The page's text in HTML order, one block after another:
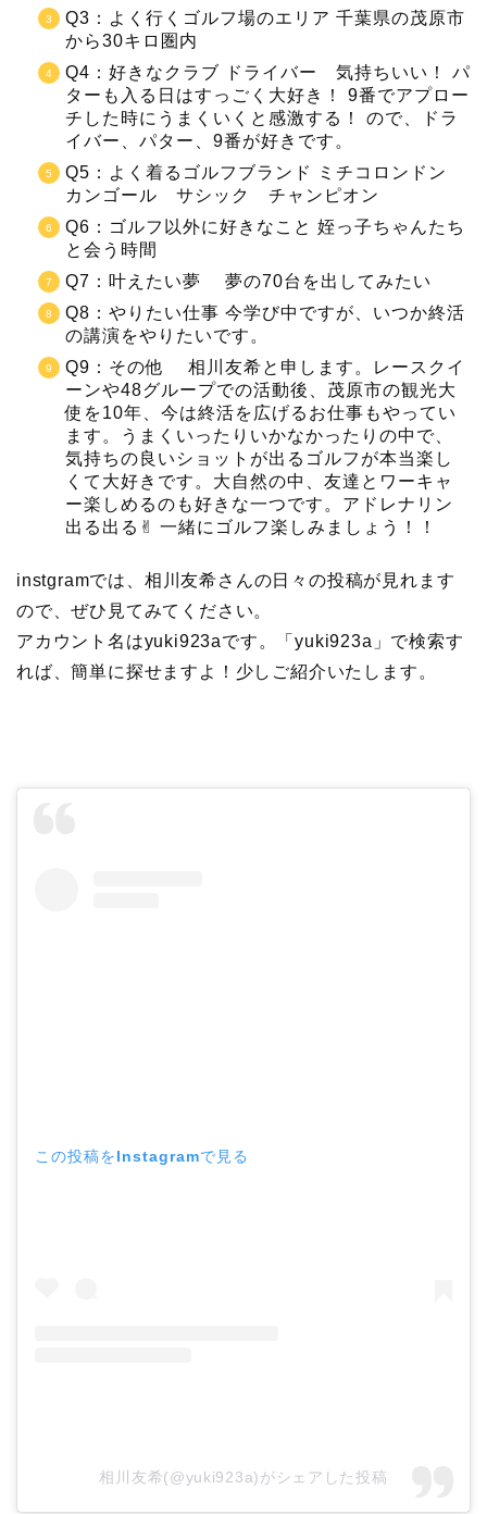
Q3：よく行くゴルフ場のエリア 千葉県の茂原市
から30キロ圏内
Q4：好きなクラブ ドライバー 気持ちいい！ パ
ターも入る日はすっごく大好き！ 9番でアプロー
チした時にうまくいくと感激する！ ので、ドラ
イバー、パター、9番が好きです。
Q5：よく着るゴルフブランド ミチコロンドン
カンゴール サシック チャンピオン
Q6：ゴルフ以外に好きなこと 姪っ子ちゃんたち
と会う時間
Q7：叶えたい夢 夢の70台を出してみたい
Q8：やりたい仕事 今学び中ですが、いつか終活
の講演をやりたいです。
Q9：その他 相川友希と申します。レースクイ
ーンや48グループでの活動後、茂原市の観光大
使を10年、今は終活を広げるお仕事もやってい
ます。うまくいったりいかなかったりの中で、
気持ちの良いショットが出るゴルフが本当楽し
くて大好きです。大自然の中、友達とワーキャ
ー楽しめるのも好きな一つです。アドレナリン
出る出る ✌︎ 一緒にゴルフ楽しみましょう！！
instgramでは、相川友希さんの日々の投稿が見れます
ので、ぜひ見てみてください。
アカウント名はyuki923aです。「yuki923a」で検索す
れば、簡単に探せますよ！少しご紹介いたします。
この投稿をInstagramで見る
相川友希(@yuki923a)がシェアした投稿